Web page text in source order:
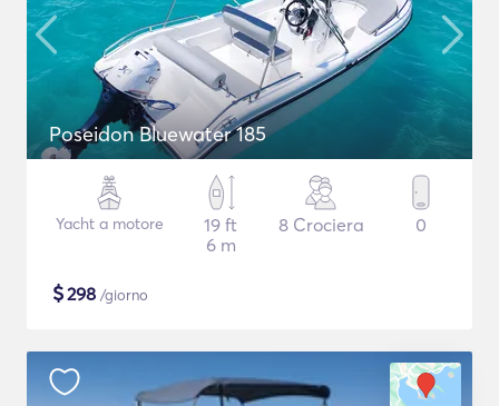
Poseidon Bluewater 185
Yacht a motore
19 ft
6 m
8 Crociera 0
$298 /giorno